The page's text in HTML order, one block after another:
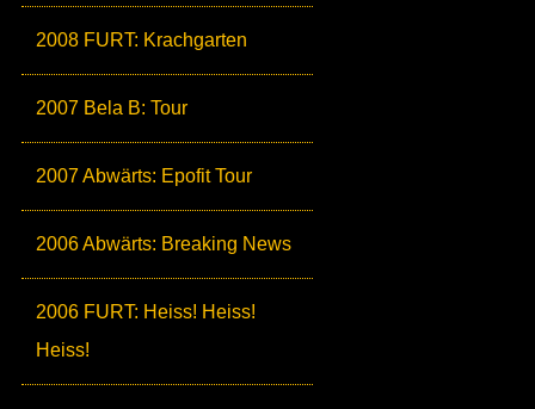
2008 FURT: Krachgarten
2007 Bela B: Tour
2007 Abwärts: Epofit Tour
2006 Abwärts: Breaking News
2006 FURT: Heiss! Heiss!
Heiss!